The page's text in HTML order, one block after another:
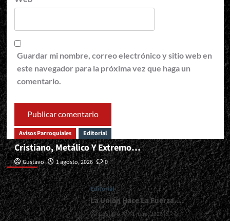
Guardar mi nombre, correo electrónico y sitio web en
este navegador para la próxima vez que haga un
comentario.
Editorial
Avisos Parroquiales Editorial
Cristiano, Metálico Y Extremo…
Gustavo 1 agosto, 2026 0
Editorial
La Unión Hace La Fuerza….
Gustavo 1 julio, 2026 0